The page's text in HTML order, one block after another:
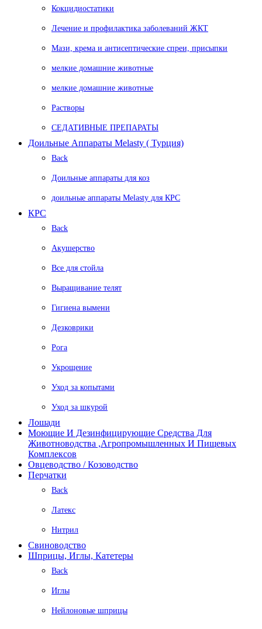
Кокцидиостатики
Лечение и профилактика заболеваний ЖКТ
Мази, крема и антисептические спреи, присыпки
мелкие домашние животные
мелкие домашние животные
Растворы
СЕДАТИВНЫЕ ПРЕПАРАТЫ
Доильные Аппараты Melasty ( Турция)
Back
Доильные аппараты для коз
доильные аппараты Melasty для КРС
КРС
Back
Акушерство
Все для стойла
Выращивание телят
Гигиена вымени
Дезковрики
Рога
Укрощение
Уход за копытами
Уход за шкурой
Лошади
Моющие И Дезинфицирующие Средства Для
Животноводства ,агропромышленных И Пищевых
Комплексов
Овцеводство / Козоводство
Перчатки
Back
Латекс
Нитрил
Свиноводство
Шприцы, Иглы, Катетеры
Back
Иглы
Нейлоновые шприцы